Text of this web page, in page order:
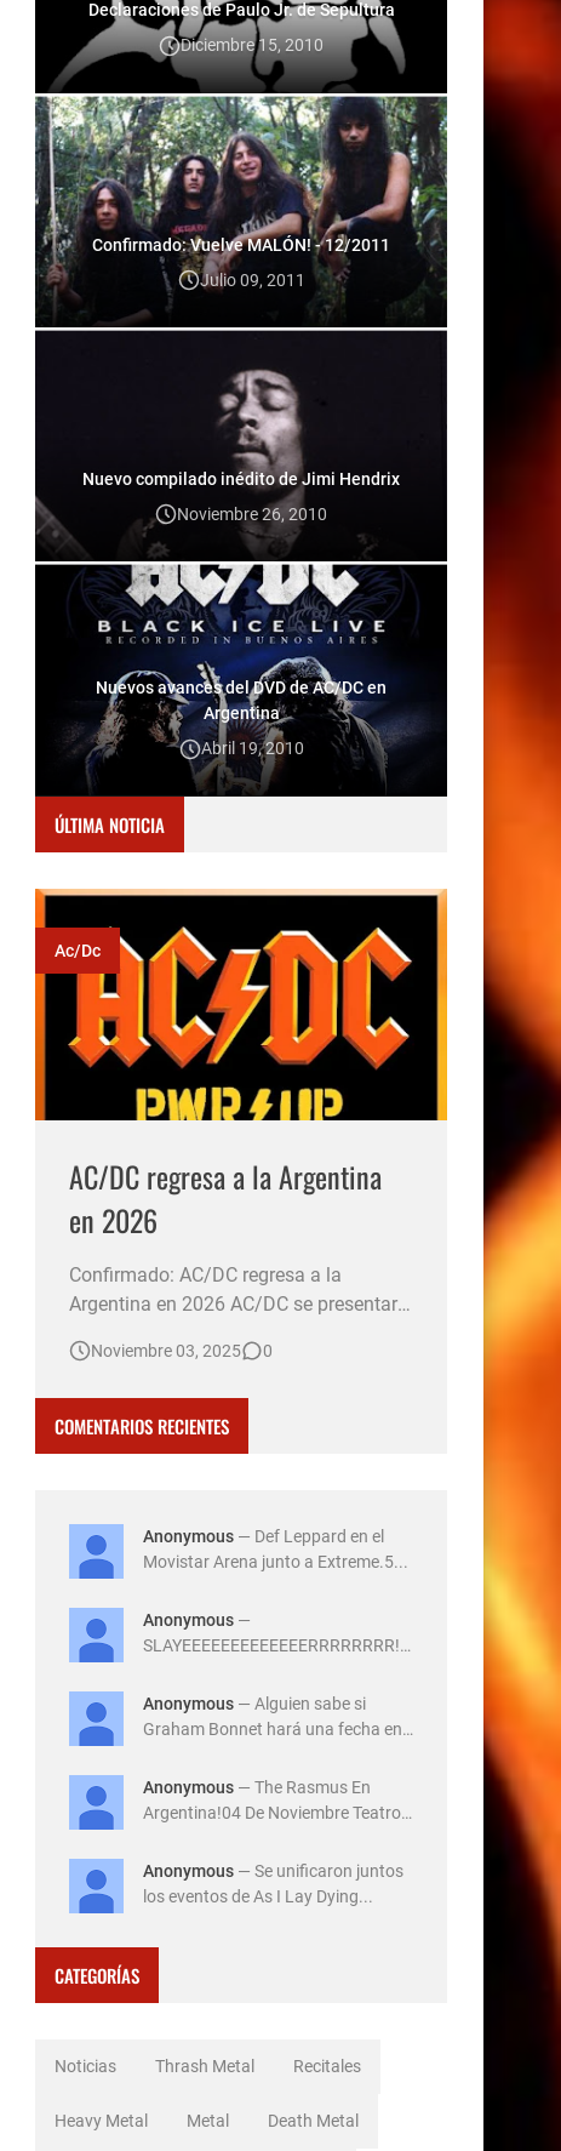
Declaraciones de Paulo Jr. de Sepultura
Diciembre 15, 2010
Confirmado: Vuelve MALÓN! - 12/2011
Julio 09, 2011
Nuevo compilado inédito de Jimi Hendrix
Noviembre 26, 2010
Nuevos avances del DVD de AC/DC en
Argentina
Abril 19, 2010
ÚLTIMA NOTICIA
Ac/dc
AC/DC regresa a la Argentina
en 2026
Confirmado: AC/DC regresa a la
Argentina en 2026 AC/DC se presentará
River Plate de Argentina, como parte de
entradas saldrán a la venta el 7 de
noviembre a las 10:00 horas a través de
Noviembre 03, 2025 0
COMENTARIOS RECIENTES
Anonymous — Def Leppard en el
Movistar Arena junto a Extreme.5...
Anonymous —
SLAYEEEEEEEEEEEEERRRRRRRR!!!
Anonymous — Alguien sabe si
Graham Bonnet hará una fecha en
Anonymous — The Rasmus En
Argentina!04 De Noviembre Teatro
Anonymous — Se unificaron juntos
los eventos de As I Lay Dying...
CATEGORÍAS
Noticias Thrash Metal Recitales
Heavy Metal Metal Death Metal